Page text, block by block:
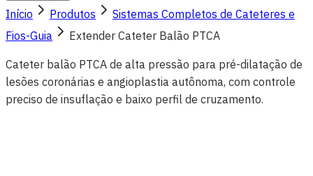
Início Produtos
Sistemas Completos de Cateteres e
Fios-Guia
Extender Cateter Balão PTCA
Cateter balão PTCA de alta pressão para pré-dilatação de
lesões coronárias e angioplastia autônoma, com controle
preciso de insuflação e baixo perfil de cruzamento.